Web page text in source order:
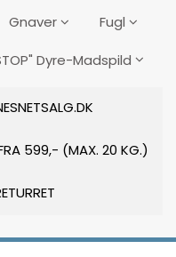
Gnaver Fugl
Dyre-Madspild
599,- (MAX. 20 KG.)